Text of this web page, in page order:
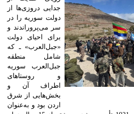
جدایی دروزی‌ها از
دولت سوریه را در
سر می‌پروراندند و
برای احیای دولت
«جبل‌العرب» ـ که
شامل منطقه
جبل‌العرب سوریه
و روستاهای
اطراف آن و
بخش‌هایی از شرق
اردن بود و به‌عنوان